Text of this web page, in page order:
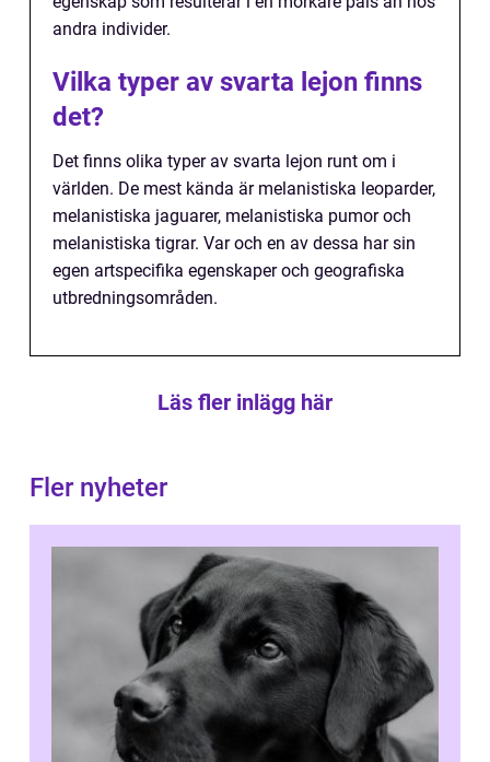
andra individer.
Vilka typer av svarta lejon finns
det?
Det finns olika typer av svarta lejon runt om i
världen. De mest kända är melanistiska leoparder,
melanistiska jaguarer, melanistiska pumor och
melanistiska tigrar. Var och en av dessa har sin
egen artspecifika egenskaper och geografiska
utbredningsområden.
Läs fler inlägg här
Fler nyheter